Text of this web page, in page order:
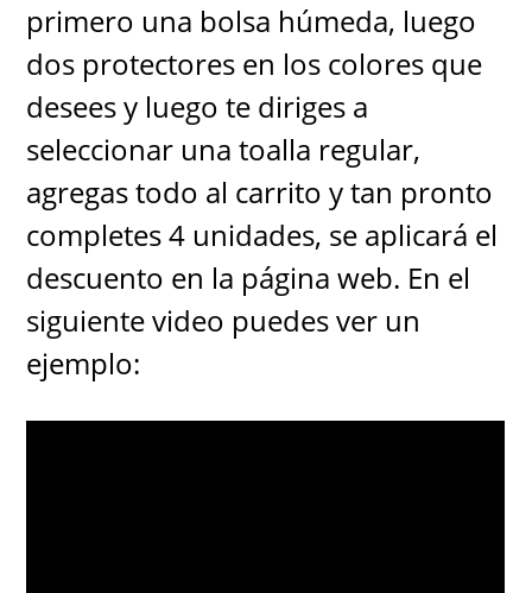
primero una bolsa húmeda, luego
dos protectores en los colores que
desees y luego te diriges a
seleccionar una toalla regular,
agregas todo al carrito y tan pronto
completes 4 unidades, se aplicará el
descuento en la página web. En el
siguiente video puedes ver un
ejemplo: